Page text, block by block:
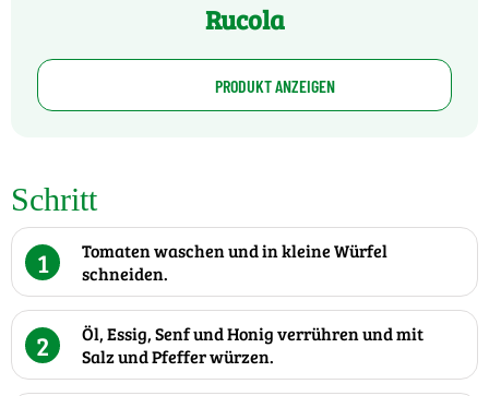
Rucola
PRODUKT ANZEIGEN
Schritt
1
Tomaten waschen und in kleine Würfel
schneiden.
2
Öl, Essig, Senf und Honig verrühren und mit
Salz und Pfeffer würzen.